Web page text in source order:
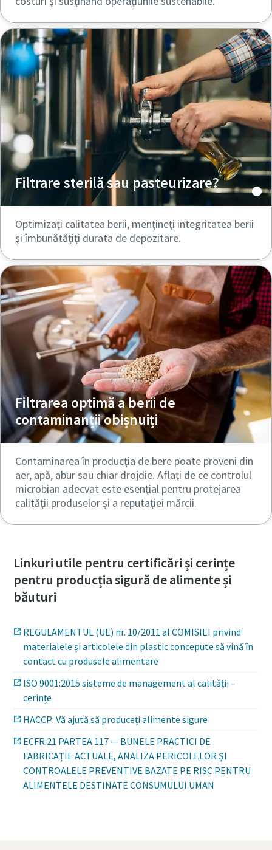
Filtrare sterilă sau pasteurizare?
Optimizați calitatea berii, mențineți integritatea berii
și îmbunătățiți durata de depozitare.
Filtrarea optimă a berii de
contaminanții obișnuiți
Contaminarea în producția de bere poate proveni din
aer, apă, abur sau chiar drojdie. Aflați de ce controlul
microbian adecvat este esențial pentru protejarea
calității produselor și a reputației mărcii.
Linkuri utile pentru certificări și cerințe
pentru producția sigură de alimente și
băuturi
REGULAMENTUL (UE) nr. 10/2011 al COMISIEI privind
materialele și articolele din plastic concepute să vină în
contact cu produsele alimentare
ISO 9001:2015 sisteme de management al calității –
cerințe
HACCP: Vă ajută să produceți alimente sigure
ECFR:21 PARTEA 117 — BUNELE PRACTICI DE
FABRICAȚIE ACTUALE, ANALIZA PERICOLELOR ȘI
CONTROALELE PREVENTIVE BAZATE PE RISC PENTRU
ALIMENTELE DESTINATE CONSUMULUI UMAN